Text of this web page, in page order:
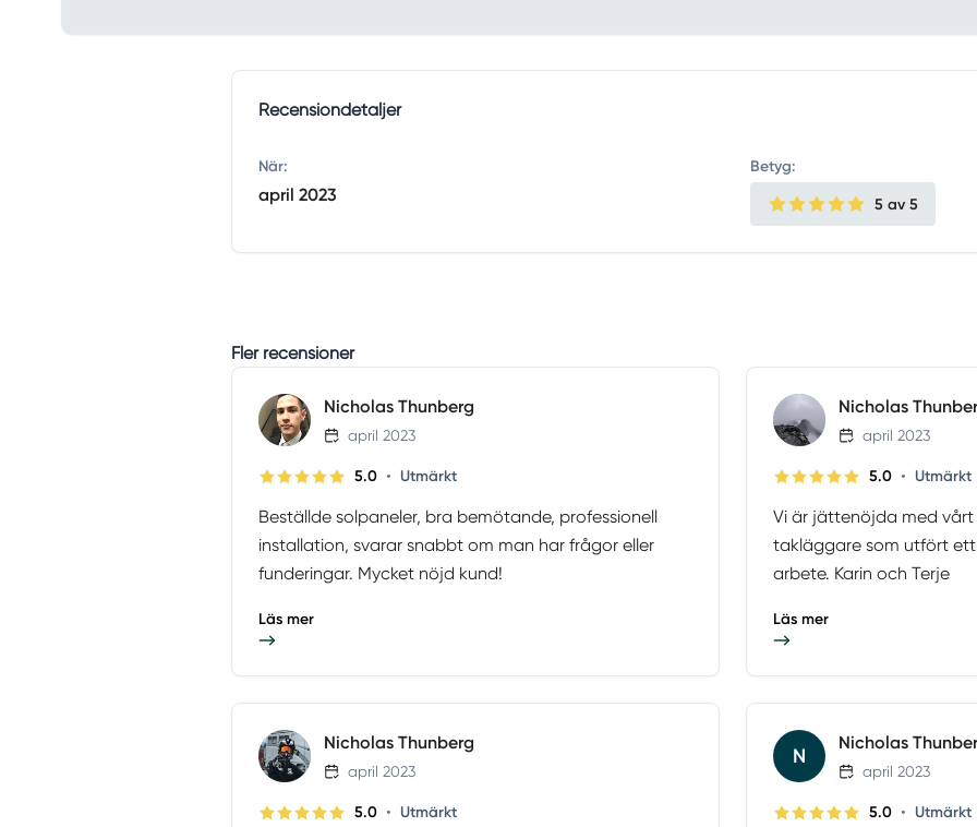
Recensiondetaljer
När:
april 2023
Betyg:
5 av 5
Fler recensioner
Nicholas Thunberg
april 2023
5.0 • Utmärkt
Beställde solpaneler, bra bemötande, professionell
installation, svarar snabbt om man har frågor eller
funderingar. Mycket nöjd kund!
Läs mer
Nicholas
april 2023
5.0 • Utmärkt
Vi är jättenöjda med vårt
takläggare som utfört
arbete. Karin och Terje
Läs mer
Nicholas Thunberg
april 2023
5.0 • Utmärkt
N
Nicholas
april 2023
5.0 • Utmärkt